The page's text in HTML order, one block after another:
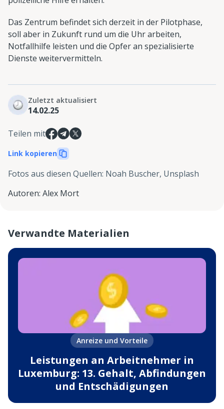
Das Zentrum befindet sich derzeit in der Pilotphase,
soll aber in Zukunft rund um die Uhr arbeiten,
Notfallhilfe leisten und die Opfer an spezialisierte
Dienste weitervermitteln.
Zuletzt aktualisiert
14.02.25
Teilen mit
Link kopieren
Fotos aus diesen Quellen: Noah Buscher, Unsplash
Autoren: Alex Mort
Verwandte Materialien
Anreize und Vorteile
Leistungen an Arbeitnehmer in
Luxemburg: 13. Gehalt, Abfindungen
und Entschädigungen